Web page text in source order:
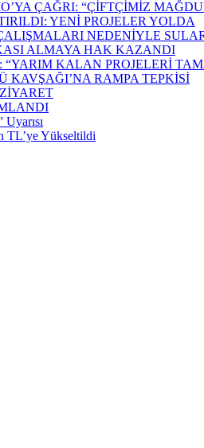
ÇAĞRI: “ÇİFTÇİMİZ
YENİ PROJELER YOLDA
NEDENİYLE
ALMAYA HAK KAZANDI
“YARIM KALAN PROJELERİ
KAVŞAĞI’NA RAMPA TEPKİSİ
TL’ye Yükseltildi